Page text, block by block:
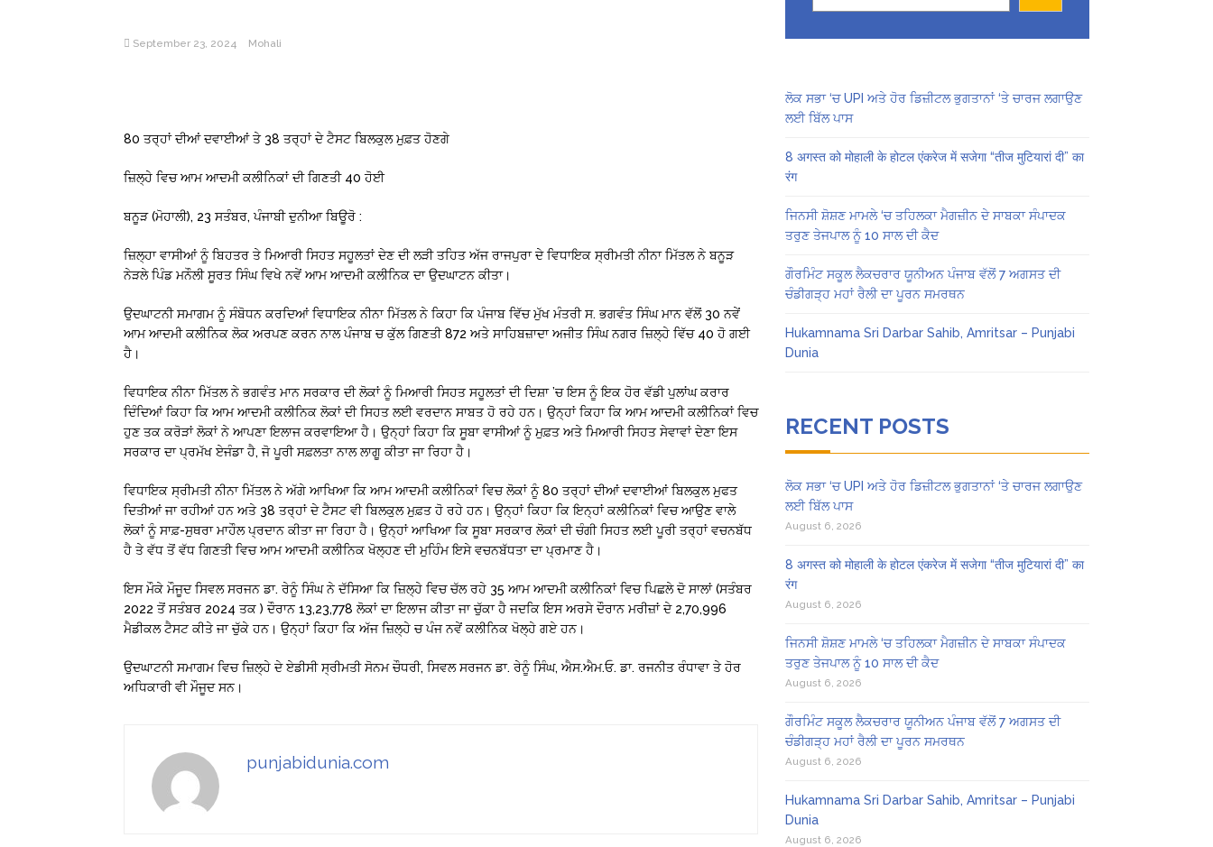
September 23, 2024 Mohali
80 ਤਰ੍ਹਾਂ ਦੀਆਂ ਦਵਾਈਆਂ ਤੇ 38 ਤਰ੍ਹਾਂ ਦੇ ਟੈਸਟ ਬਿਲਕੁਲ ਮੁਫ਼ਤ ਹੋਣਗੇ
ਜ਼ਿਲ੍ਹੇ ਵਿਚ ਆਮ ਆਦਮੀ ਕਲੀਨਿਕਾਂ ਦੀ ਗਿਣਤੀ 40 ਹੋਈ
ਬਨੂੜ (ਮੋਹਾਲੀ), 23 ਸਤੰਬਰ, ਪੰਜਾਬੀ ਦੁਨੀਆ ਬਿਊਰੋ :
ਜ਼ਿਲ੍ਹਾ ਵਾਸੀਆਂ ਨੂੰ ਬਿਹਤਰ ਤੇ ਮਿਆਰੀ ਸਿਹਤ ਸਹੂਲਤਾਂ ਦੇਣ ਦੀ ਲੜੀ ਤਹਿਤ ਅੱਜ ਰਾਜਪੁਰਾ ਦੇ ਵਿਧਾਇਕ ਸ੍ਰੀਮਤੀ ਨੀਨਾ ਮਿੱਤਲ ਨੇ ਬਨੂੜ
ਨੇੜਲੇ ਪਿੰਡ ਮਨੌਲੀ ਸੂਰਤ ਸਿੰਘ ਵਿਖੇ ਨਵੇਂ ਆਮ ਆਦਮੀ ਕਲੀਨਿਕ ਦਾ ਉਦਘਾਟਨ ਕੀਤਾ।
ਉਦਘਾਟਨੀ ਸਮਾਗਮ ਨੂੰ ਸੰਬੋਧਨ ਕਰਦਿਆਂ ਵਿਧਾਇਕ ਨੀਨਾ ਮਿੱਤਲ ਨੇ ਕਿਹਾ ਕਿ ਪੰਜਾਬ ਵਿੱਚ ਮੁੱਖ ਮੰਤਰੀ ਸ. ਭਗਵੰਤ ਸਿੰਘ ਮਾਨ ਵੱਲੋਂ 30 ਨਵੇਂ
ਆਮ ਆਦਮੀ ਕਲੀਨਿਕ ਲੋਕ ਅਰਪਣ ਕਰਨ ਨਾਲ ਪੰਜਾਬ ਚ ਕੁੱਲ ਗਿਣਤੀ 872 ਅਤੇ ਸਾਹਿਬਜ਼ਾਦਾ ਅਜੀਤ ਸਿੰਘ ਨਗਰ ਜ਼ਿਲ੍ਹੇ ਵਿੱਚ 40 ਹੋ ਗਈ
ਹੈ।
ਵਿਧਾਇਕ ਨੀਨਾ ਮਿੱਤਲ ਨੇ ਭਗਵੰਤ ਮਾਨ ਸਰਕਾਰ ਦੀ ਲੋਕਾਂ ਨੂੰ ਮਿਆਰੀ ਸਿਹਤ ਸਹੂਲਤਾਂ ਦੀ ਦਿਸ਼ਾ ’ਚ ਇਸ ਨੂੰ ਇਕ ਹੋਰ ਵੱਡੀ ਪੁਲਾਂਘ ਕਰਾਰ
ਦਿੰਦਿਆਂ ਕਿਹਾ ਕਿ ਆਮ ਆਦਮੀ ਕਲੀਨਿਕ ਲੋਕਾਂ ਦੀ ਸਿਹਤ ਲਈ ਵਰਦਾਨ ਸਾਬਤ ਹੋ ਰਹੇ ਹਨ। ਉਨ੍ਹਾਂ ਕਿਹਾ ਕਿ ਆਮ ਆਦਮੀ ਕਲੀਨਿਕਾਂ ਵਿਚ
ਹੁਣ ਤਕ ਕਰੋੜਾਂ ਲੋਕਾਂ ਨੇ ਆਪਣਾ ਇਲਾਜ ਕਰਵਾਇਆ ਹੈ। ਉਨ੍ਹਾਂ ਕਿਹਾ ਕਿ ਸੂਬਾ ਵਾਸੀਆਂ ਨੂੰ ਮੁਫ਼ਤ ਅਤੇ ਮਿਆਰੀ ਸਿਹਤ ਸੇਵਾਵਾਂ ਦੇਣਾ ਇਸ
ਸਰਕਾਰ ਦਾ ਪ੍ਰਮੱਖ ਏਜੰਡਾ ਹੈ, ਜੋ ਪੂਰੀ ਸਫ਼ਲਤਾ ਨਾਲ ਲਾਗੂ ਕੀਤਾ ਜਾ ਰਿਹਾ ਹੈ।
ਵਿਧਾਇਕ ਸ੍ਰੀਮਤੀ ਨੀਨਾ ਮਿੱਤਲ ਨੇ ਅੱਗੇ ਆਖਿਆ ਕਿ ਆਮ ਆਦਮੀ ਕਲੀਨਿਕਾਂ ਵਿਚ ਲੋਕਾਂ ਨੂੰ 80 ਤਰ੍ਹਾਂ ਦੀਆਂ ਦਵਾਈਆਂ ਬਿਲਕੁਲ ਮੁਫਤ
ਦਿਤੀਆਂ ਜਾ ਰਹੀਆਂ ਹਨ ਅਤੇ 38 ਤਰ੍ਹਾਂ ਦੇ ਟੈਸਟ ਵੀ ਬਿਲਕੁਲ ਮੁਫ਼ਤ ਹੋ ਰਹੇ ਹਨ। ਉਨ੍ਹਾਂ ਕਿਹਾ ਕਿ ਇਨ੍ਹਾਂ ਕਲੀਨਿਕਾਂ ਵਿਚ ਆਉਣ ਵਾਲੇ
ਲੋਕਾਂ ਨੂੰ ਸਾਫ਼-ਸੁਥਰਾ ਮਾਹੌਲ ਪ੍ਰਦਾਨ ਕੀਤਾ ਜਾ ਰਿਹਾ ਹੈ। ਉਨ੍ਹਾਂ ਆਖਿਆ ਕਿ ਸੂਬਾ ਸਰਕਾਰ ਲੋਕਾਂ ਦੀ ਚੰਗੀ ਸਿਹਤ ਲਈ ਪੂਰੀ ਤਰ੍ਹਾਂ ਵਚਨਬੱਧ
ਹੈ ਤੇ ਵੱਧ ਤੋਂ ਵੱਧ ਗਿਣਤੀ ਵਿਚ ਆਮ ਆਦਮੀ ਕਲੀਨਿਕ ਖੋਲ੍ਹਣ ਦੀ ਮੁਹਿੰਮ ਇਸੇ ਵਚਨਬੱਧਤਾ ਦਾ ਪ੍ਰਮਾਣ ਹੈ।
ਇਸ ਮੌਕੇ ਮੌਜੂਦ ਸਿਵਲ ਸਰਜਨ ਡਾ. ਰੇਨੂੰ ਸਿੰਘ ਨੇ ਦੱਸਿਆ ਕਿ ਜ਼ਿਲ੍ਹੇ ਵਿਚ ਚੱਲ ਰਹੇ 35 ਆਮ ਆਦਮੀ ਕਲੀਨਿਕਾਂ ਵਿਚ ਪਿਛਲੇ ਦੋ ਸਾਲਾਂ (ਸਤੰਬਰ
2022 ਤੋਂ ਸਤੰਬਰ 2024 ਤਕ ) ਦੌਰਾਨ 13,23,778 ਲੋਕਾਂ ਦਾ ਇਲਾਜ ਕੀਤਾ ਜਾ ਚੁੱਕਾ ਹੈ ਜਦਕਿ ਇਸ ਅਰਸੇ ਦੌਰਾਨ ਮਰੀਜ਼ਾਂ ਦੇ 2,70,996
ਮੈਡੀਕਲ ਟੈਸਟ ਕੀਤੇ ਜਾ ਚੁੱਕੇ ਹਨ। ਉਨ੍ਹਾਂ ਕਿਹਾ ਕਿ ਅੱਜ ਜ਼ਿਲ੍ਹੇ ਚ ਪੰਜ ਨਵੇਂ ਕਲੀਨਿਕ ਖੋਲ੍ਹੇ ਗਏ ਹਨ।
ਉਦਘਾਟਨੀ ਸਮਾਗਮ ਵਿਚ ਜ਼ਿਲ੍ਹੇ ਦੇ ਏਡੀਸੀ ਸ੍ਰੀਮਤੀ ਸੋਨਮ ਚੌਧਰੀ, ਸਿਵਲ ਸਰਜਨ ਡਾ. ਰੇਨੂੰ ਸਿੰਘ, ਐਸ.ਐਮ.ਓ. ਡਾ. ਰਜਨੀਤ ਰੰਧਾਵਾ ਤੇ ਹੋਰ
ਅਧਿਕਾਰੀ ਵੀ ਮੌਜੂਦ ਸਨ।
punjabidunia.com
ਲੋਕ ਸਭਾ ‘ਚ UPI ਅਤੇ ਹੋਰ ਡਿਜ਼ੀਟਲ ਭੁਗਤਾਨਾਂ ‘ਤੇ ਚਾਰਜ ਲਗਾਉਣ
ਲਈ ਬਿੱਲ ਪਾਸ
8 अगस्त को मोहाली के होटल एंकरेज में सजेगा “तीज मुटियारां दी” का
रंग
ਜਿਨਸੀ ਸ਼ੋਸ਼ਣ ਮਾਮਲੇ ‘ਚ ਤਹਿਲਕਾ ਮੈਗਜ਼ੀਨ ਦੇ ਸਾਬਕਾ ਸੰਪਾਦਕ
ਤਰੁਣ ਤੇਜਪਾਲ ਨੂੰ 10 ਸਾਲ ਦੀ ਕੈਦ
ਗੌਰਮਿੰਟ ਸਕੂਲ ਲੈਕਚਰਾਰ ਯੂਨੀਅਨ ਪੰਜਾਬ ਵੱਲੋਂ 7 ਅਗਸਤ ਦੀ
ਚੰਡੀਗੜ੍ਹ ਮਹਾਂ ਰੈਲੀ ਦਾ ਪੂਰਨ ਸਮਰਥਨ
Hukamnama Sri Darbar Sahib, Amritsar – Punjabi
Dunia
RECENT POSTS
ਲੋਕ ਸਭਾ ‘ਚ UPI ਅਤੇ ਹੋਰ ਡਿਜ਼ੀਟਲ ਭੁਗਤਾਨਾਂ ‘ਤੇ ਚਾਰਜ ਲਗਾਉਣ
ਲਈ ਬਿੱਲ ਪਾਸ
August 6, 2026
8 अगस्त को मोहाली के होटल एंकरेज में सजेगा “तीज मुटियारां दी” का
रंग
August 6, 2026
ਜਿਨਸੀ ਸ਼ੋਸ਼ਣ ਮਾਮਲੇ ‘ਚ ਤਹਿਲਕਾ ਮੈਗਜ਼ੀਨ ਦੇ ਸਾਬਕਾ ਸੰਪਾਦਕ
ਤਰੁਣ ਤੇਜਪਾਲ ਨੂੰ 10 ਸਾਲ ਦੀ ਕੈਦ
August 6, 2026
ਗੌਰਮਿੰਟ ਸਕੂਲ ਲੈਕਚਰਾਰ ਯੂਨੀਅਨ ਪੰਜਾਬ ਵੱਲੋਂ 7 ਅਗਸਤ ਦੀ
ਚੰਡੀਗੜ੍ਹ ਮਹਾਂ ਰੈਲੀ ਦਾ ਪੂਰਨ ਸਮਰਥਨ
August 6, 2026
Hukamnama Sri Darbar Sahib, Amritsar – Punjabi
Dunia
August 6, 2026